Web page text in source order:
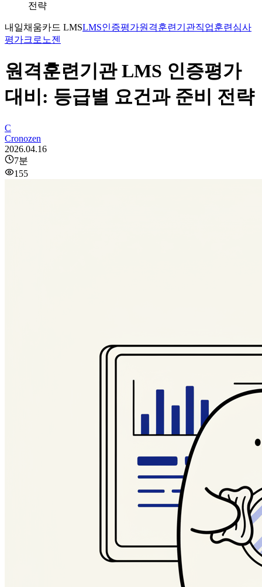
전략
내일채움카드 LMSLMS인증평가원격훈련기관직업훈련 심사
평가크로노젠
원격훈련기관 LMS 인증평가
대비: 등급별 요건과 준비 전략
C
Cronozen
2026.04.16
7분
155